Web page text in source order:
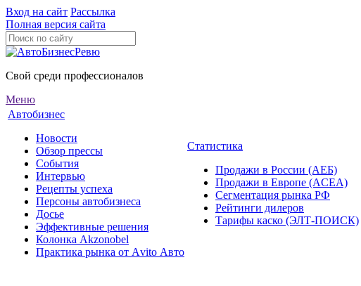
Вход на сайт Рассылка
Полная версия сайта
Свой среди профессионалов
Меню
Автобизнес
Новости
Обзор прессы
События
Интервью
Рецепты успеха
Персоны автобизнеса
Досье
Эффективные решения
Колонка Akzonobel
Практика рынка от Аvito Авто
Статистика
Продажи в России (АЕБ)
Продажи в Европе (ACEA)
Сегментация рынка РФ
Рейтинги дилеров
Тарифы каско (ЭЛТ-ПОИСК)